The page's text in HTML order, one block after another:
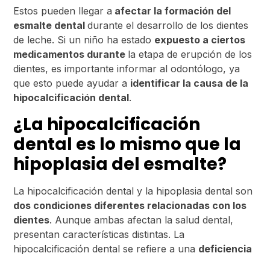
Estos pueden llegar a afectar la formación del
esmalte dentaldurante el desarrollo de los dientes
de leche. Si un niño ha estado expuesto a ciertos
medicamentos durante la etapa de erupción de los
dientes, es importante informar al odontólogo, ya
que esto puede ayudar a identificar la causa de la
hipocalcificación dental.
¿La hipocalcificación
dental es lo mismo que la
hipoplasia del esmalte?
La hipocalcificación dental y la hipoplasia dental son
dos condiciones diferentes relacionadas con los
dientes. Aunque ambas afectan la salud dental,
presentan características distintas. La
hipocalcificación dental se refiere a una deficiencia